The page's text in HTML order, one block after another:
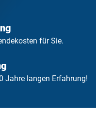
für Sie.
Jahre langen Erfahrung!